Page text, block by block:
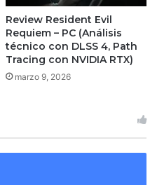
Review Resident Evil
Requiem – PC (Análisis
técnico con DLSS 4, Path
Tracing con NVIDIA RTX)
marzo 9, 2026